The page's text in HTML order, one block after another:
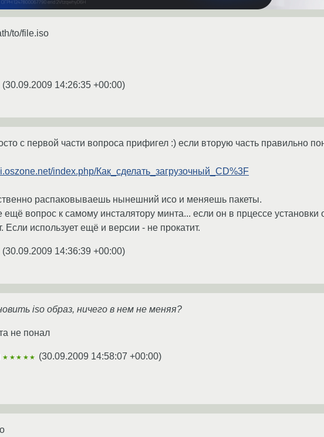
to/file.iso
(30.09.2009 14:26:35 +00:00)
с первой части вопроса прифигел :) если вторую часть правильно
index.php/Как_сделать_загрузочный_CD%3F
распаковываешь нынешний исо и меняешь пакеты.
ещё вопрос к самому инсталятору минта... если он в прцессе установки
Если использует ещё и версии - не прокатит.
(30.09.2009 14:36:39 +00:00)
iso образ, ничего в нем не меняя?
не понал
★★★★★ (30.09.2009 14:58:07 +00:00)